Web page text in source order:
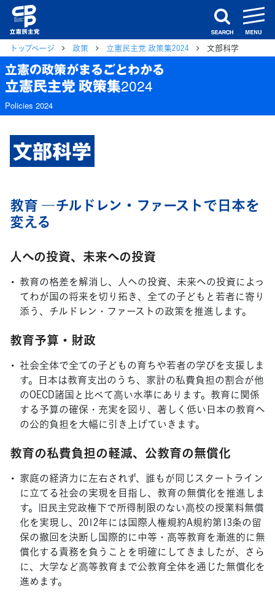
search
トップページ 政策 立憲民主党 政策集2024 文部科学
立憲の政策がまるごとわかる
立憲民主党 政策集2024
Policies 2024
文部科学
教育 ―チルドレン・ファーストで日本を
変える
人への投資、未来への投資
教育の格差を解消し、人への投資、未来への投資によっ
てわが国の将来を切り拓き、全ての子どもと若者に寄り
添う、チルドレン・ファーストの政策を推進します。
教育予算・財政
社会全体で全ての子どもの育ちや若者の学びを支援しま
す。日本は教育支出のうち、家計の私費負担の割合が他
のOECD諸国と比べて高い水準にあります。教育に関係
する予算の確保・充実を図り、著しく低い日本の教育へ
の公的負担を大幅に引き上げていきます。
教育の私費負担の軽減、公教育の無償化
家庭の経済力に左右されず、誰もが同じスタートライン
に立てる社会の実現を目指し、教育の無償化を推進しま
す。旧民主党政権下で所得制限のない高校の授業料無償
化を実現し、2012年には国際人権規約A規約第13条の留
保の撤回を決断し国際的に中等・高等教育を漸進的に無
償化する責務を負うことを明確にしてきましたが、さら
に、大学など高等教育まで公教育全体を通じた無償化を
進めます。